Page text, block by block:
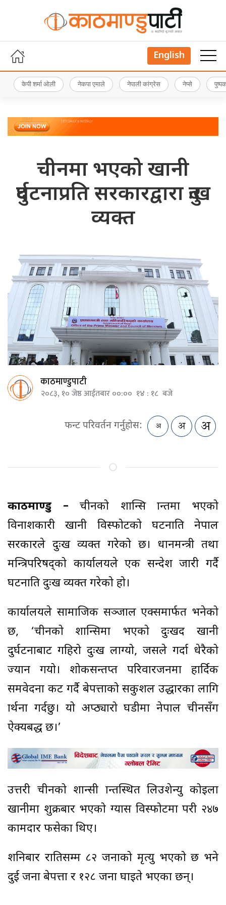
English
केपी शर्मा ओली नेकपा एमाले नेपाली कांग्रेस नेप्से
चीनमा भएको खानी
दुर्घटनाप्रति सरकारद्वारा दुःख
व्यक्त
काठमाण्डुपाटी
२०८३, १० जेष्ठ आईतबार ००:०० १४ : १८ बजे
फन्ट परिवर्तन गर्नुहोस:
काठमाण्डु –चीनको शान्सि प्रान्तमा भएको
विनाशकारी खानी विस्फोटको घटनाप्रति नेपाल
सरकारले दुःख व्यक्त गरेको छ। प्रधानमन्त्री तथा
मन्त्रिपरिषद्को कार्यालयले एक सन्देश जारी गर्दै
घटनाप्रति दुःख व्यक्त गरेको हो।
कार्यालयले सामाजिक सञ्जाल एक्समार्फत भनेको
छ, ‘चीनको शान्सिमा भएको दुःखद खानी
दुर्घटनाबाट गहिरो दुःख लाग्यो, जसले गर्दा धेरैको
ज्यान गयो। शोकसन्तप्त परिवारजनमा हार्दिक
समवेदना प्रकट गर्दै बेपत्ताको सकुशल उद्धारका लागि
प्रार्थना गर्दछु। यो अप्ठ्यारो घडीमा नेपाल चीनसँग
ऐक्यबद्ध छ।’
उत्तरी चीनको शान्सी प्रान्तस्थित लिउशेन्यु कोइला
खानीमा शुक्रबार भएको ग्यास विस्फोटमा परी २४७
कामदार फसेका थिए।
शनिबार रातिसम्म ८२ जनाको मृत्यु भएको छ भने
दुई जना बेपत्ता र १२८ जना घाइते भएका छन्।